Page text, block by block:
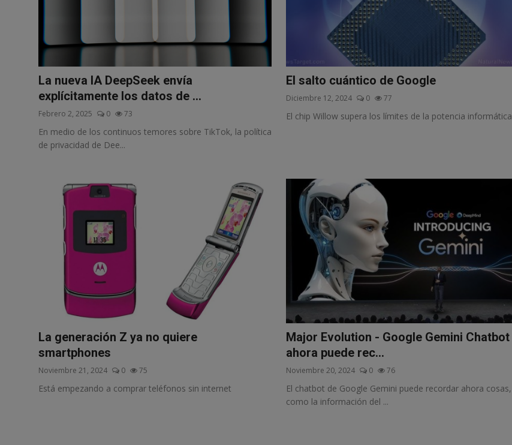
La nueva IA DeepSeek envía
explícitamente los datos de ...
Febrero 2, 2025 0 73
En medio de los continuos temores sobre TikTok, la política
de privacidad de Dee...
El salto cuántico de Google
Diciembre 12, 2024 0 77
El chip Willow supera los límites de la potencia informática
La generación Z ya no quiere
smartphones
Noviembre 21, 2024 0 75
Está empezando a comprar teléfonos sin internet
Major Evolution - Google Gemini Chatbot
ahora puede rec...
Noviembre 20, 2024 0 76
El chatbot de Google Gemini puede recordar ahora cosas,
como la información del ...